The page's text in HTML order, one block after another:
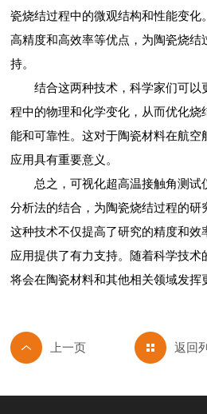
瓷烧结过程中的微观结构和性能变化
高精度和高效率等优点，为陶瓷烧结
持。
结合这两种技术，科学家们可以
程中的物理和化学变化，从而优化烧
能和可靠性。这对于陶瓷材料在航空
应用具有重要意义。
总之，可视化超高温接触角测试
分析法的结合，为陶瓷烧结过程的研
这种技术不仅提高了研究的精度和效
应用提供了有力支持。随着科学技
将会在陶瓷材料和其他相关领域发挥
返回